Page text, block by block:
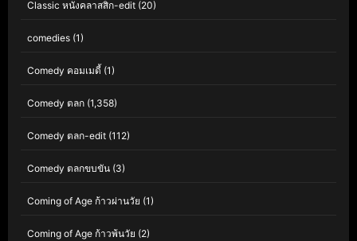
Classic หนังคลาสสิก-edit (20)
comedies (1)
Comedy คอมเมดี้ (1)
Comedy ตลก (1,358)
Comedy ตลก-edit (112)
Comedy ตลกขบขัน (3)
Coming of Age ก้าวผ่านวัย (1)
Coming of Age ก้าวพ้นวัย (2)